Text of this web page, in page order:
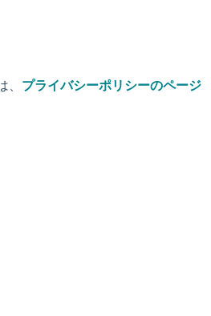
、 プライバシーポリシーのページ